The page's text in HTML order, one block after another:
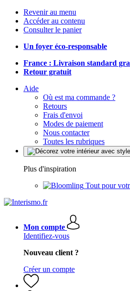
Revenir au menu
Accéder au contenu
Consulter le panier
Un foyer éco-responsable
France : Livraison standard
Retour gratuit
Aide
Où est ma commande ?
Retours
Frais d'envoi
Modes de paiement
Nous contacter
Toutes les rubriques
Plus d'inspiration
Tout pour
Mon compte
Identifiez-vous
Nouveau client ?
Créer un compte